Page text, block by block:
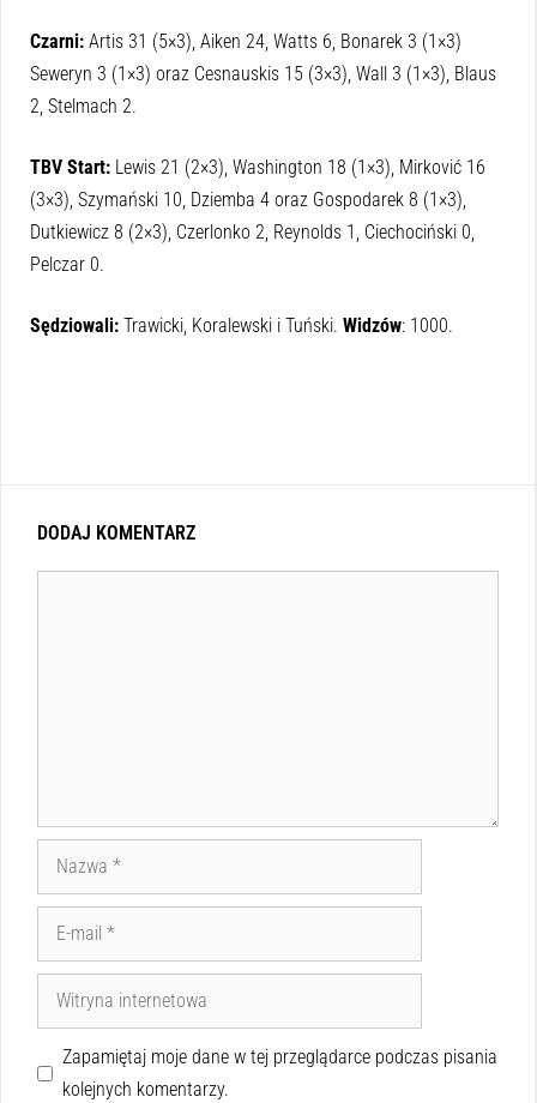
Czarni: Artis 31 (5×3), Aiken 24, Watts 6, Bonarek 3 (1×3)
Seweryn 3 (1×3) oraz Cesnauskis 15 (3×3), Wall 3 (1×3), Blaus
2, Stelmach 2.
TBV Start: Lewis 21 (2×3), Washington 18 (1×3), Mirković 16
(3×3), Szymański 10, Dziemba 4 oraz Gospodarek 8 (1×3),
Dutkiewicz 8 (2×3), Czerlonko 2, Reynolds 1, Ciechociński 0,
Pelczar 0.
Sędziowali: Trawicki, Koralewski i Tuński. Widzów: 1000.
DODAJ KOMENTARZ
Zapamiętaj moje dane w tej przeglądarce podczas pisania
kolejnych komentarzy.